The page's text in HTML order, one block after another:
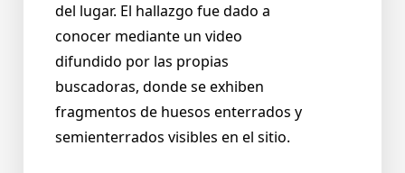
del lugar. El hallazgo fue dado a
conocer mediante un video
difundido por las propias
buscadoras, donde se exhiben
fragmentos de huesos enterrados y
semienterrados visibles en el sitio.